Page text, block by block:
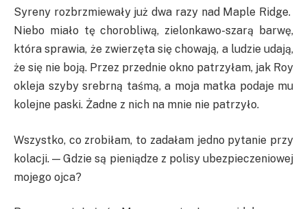
Syreny rozbrzmiewały już dwa razy nad Maple Ridge.
Niebo miało tę chorobliwą, zielonkawo-szarą barwę,
która sprawia, że zwierzęta się chowają, a ludzie udają,
że się nie boją. Przez przednie okno patrzyłam, jak Roy
okleja szyby srebrną taśmą, a moja matka podaje mu
kolejne paski. Żadne z nich na mnie nie patrzyło.
Wszystko, co zrobiłam, to zadałam jedno pytanie przy
kolacji. — Gdzie są pieniądze z polisy ubezpieczeniowej
mojego ojca?